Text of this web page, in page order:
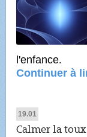
l'enfance.
Continuer à
19.01
Calmer la